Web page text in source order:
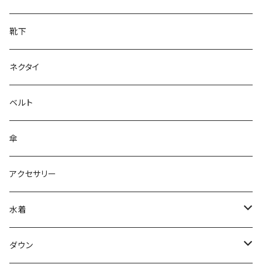
靴下
ネクタイ
ベルト
傘
アクセサリー
水着
～44/S
ダウン